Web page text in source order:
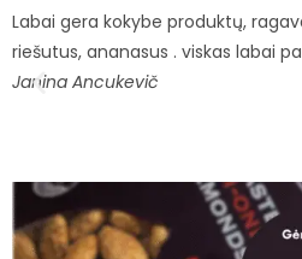
Labai gera kokybe produktų,
riešutus, ananasus . viskas labai
Janina Ancukevič